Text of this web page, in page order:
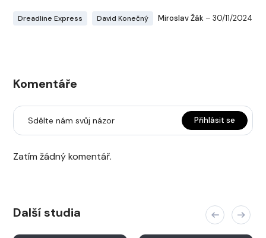
Dreadline Express David Konečný Miroslav Žák – 30/11/2024
Komentáře
Sdělte nám svůj názor Přihlásit se
Zatím žádný komentář.
Další studia